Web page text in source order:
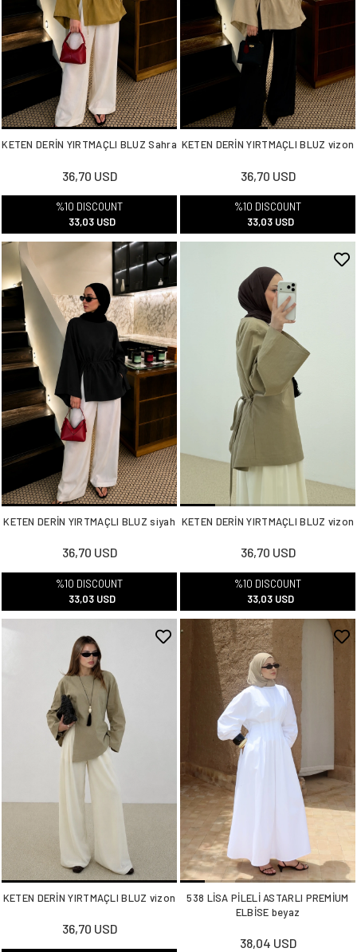
KETEN DERİN YIRTMAÇLI BLUZ Sahra
36,70 USD
%10 DISCOUNT
33,03 USD
KETEN DERİN YIRTMAÇLI BLUZ vizon
36,70 USD
%10 DISCOUNT
33,03 USD
KETEN DERİN YIRTMAÇLI BLUZ siyah
36,70 USD
%10 DISCOUNT
33,03 USD
KETEN DERİN YIRTMAÇLI BLUZ vizon
36,70 USD
%10 DISCOUNT
33,03 USD
KETEN DERİN YIRTMAÇLI BLUZ vizon
36,70 USD
538 LİSA PİLELİ ASTARLI PREMİUM
ELBİSE beyaz
38,04 USD